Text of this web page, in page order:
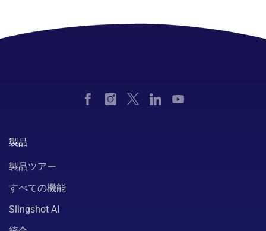
製品
製品ツアー
すべての機能
Slingshot AI